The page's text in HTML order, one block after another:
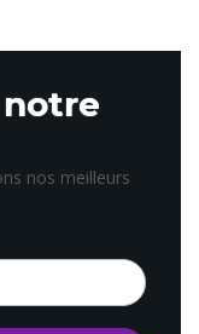
notre
nos meilleurs